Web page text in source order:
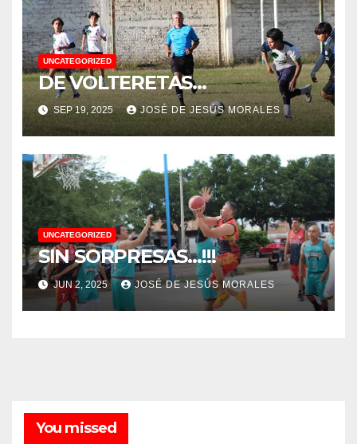
UNCATEGORIZED
DE VOLTERETAS…
SEP 19, 2025 JOSÉ DE JESÚS MORALES
UNCATEGORIZED
SIN SORPRESAS…!!!
JUN 2, 2025 JOSÉ DE JESÚS MORALES
You missed